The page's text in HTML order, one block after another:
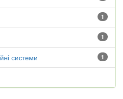
1
1
1
системи